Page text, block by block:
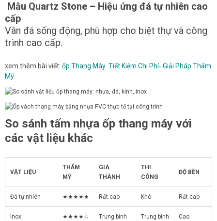
Mẫu Quartz Stone – Hiệu ứng đá tự nhiên cao
cấp
Vân đá sống động, phù hợp cho biệt thự và công
trình cao cấp.
xem thêm bài viết: ốp Thang Máy Tiết Kiệm Chi Phí- Giải Pháp Thẩm
Mỹ
So sánh tấm nhựa ốp thang máy với
các vật liệu khác
VẬT LIỆU
THẨM
MỸ
GIÁ
THÀNH
THI
CÔNG
ĐỘ BỀN
Đá tự nhiên ★★★★★ Rất cao Khó Rất cao
Inox ★★★★☆ Trung bình Trung bình Cao